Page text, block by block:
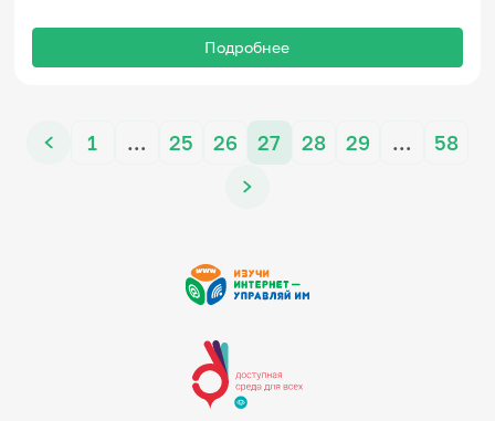
Подробнее
1 … 25 26 27 28 29 … 58